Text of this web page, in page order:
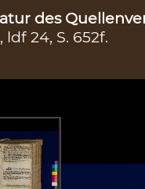
des
24, S. 652f.